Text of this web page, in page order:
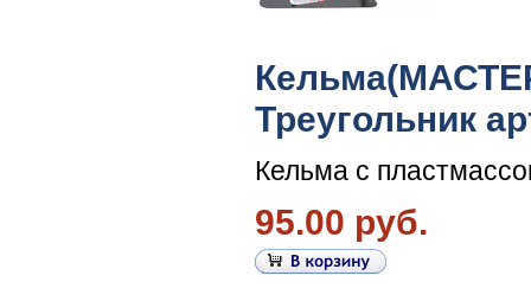
Треугольник
Кельма с
95.00 руб.